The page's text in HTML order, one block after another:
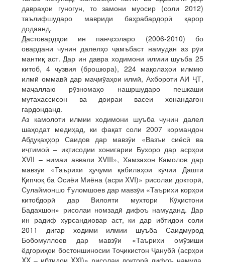
давраҳои гуногун, то замони муосир (соли 2012)
таълифшударо мавриди баҳрабардорӣ қарор
додаанд.
Дастовардҳои ин панҷсоларо (2006-2010) бо
овардани чунин далелҳо ҷамъбаст намудан аз рӯи
мантиқ аст. Дар ин давра ходимони илмии шуъба 25
китоб, 4 ҷузвия (брошюра), 224 мақолаҳои илмию
илмӣ оммавӣ дар маҷмӯаҳои илмӣ, Ахбороти АИ ҶТ,
маҷаллаю рӯзномаҳо нашршударо пешкаши
мутахассисон ва доираи васеи хонандагон
гардонданд.
Аз камолоти илмии ходимони шуъба чунин далел
шаҳодат медиҳад, ки фақат соли 2007 кормандон
Абдуқаҳҳор Саидов дар мавзӯи «Вазъи сиёсӣ ва
иҷтимоӣ – иқтисодии хонигарии Бухоро дар асрҳои
XVII – нимаи аввали XVIII», Хамзахон Камолов дар
мавзӯи «Таърихи ҳуҷуми қабилаҳои кӯчии Дашти
Қипчоқ ба Осиёи Миёна (асри XVI)» рисолаи докторӣ,
Сулаймоншо Ғуломшоев дар мавзӯи «Таърихи корҳои
китобдорӣ дар Вилояти мухтори Кӯҳистони
Бадахшон» рисолаи номзадӣ дифоъ намуданд. Дар
ин радиф хурсандиовар аст, ки дар ибтидои соли
2011 дигар ходими илмии шуъба Саидмурод
Бобомуллоев дар мавзӯи «Таърихи омӯзиши
ёдгориҳои бостоншиносии Тоҷикистон Ҷанубӣ (асрҳои
XX – ибтидои XXI)» рисолаи докторӣ дифоъ намуда,